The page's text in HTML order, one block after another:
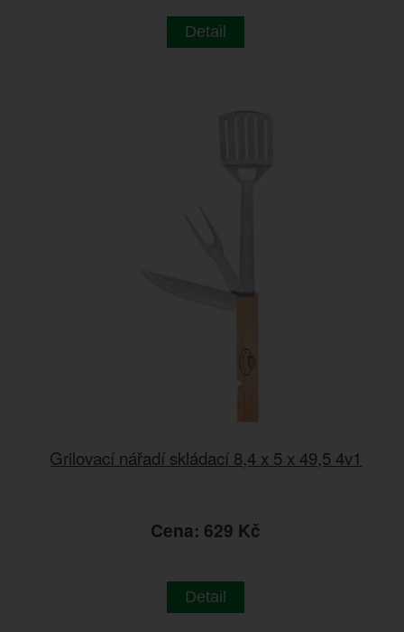
Detail
Grilovací nářadí skládací 8,4 x 5 x 49,5 4v1
Cena: 629 Kč
Detail